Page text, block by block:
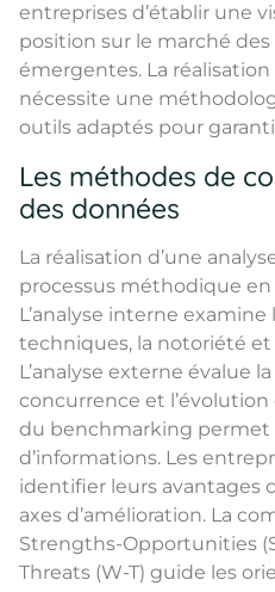
entreprises d’établir une
position sur le marché
émergentes. La réalisation
nécessite une
outils adaptés pour
Les méthodes de
des données
La réalisation d’une
processus méthodique
L’analyse interne
techniques, la notoriété et
L’analyse externe évalue
concurrence et l’évolution
du benchmarking permet
d’informations. Les
identifier leurs avantages
axes d’amélioration. La
Strengths-Opportunities
Threats (W-T) guide les